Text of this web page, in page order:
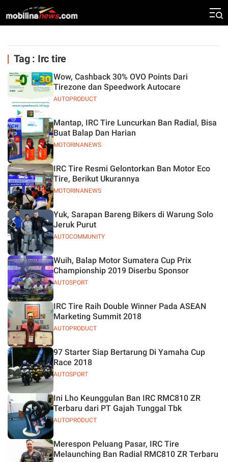
Tag : Irc tire
AUTOPRODUCT
Wow, Cashback 30% OVO Points Dari
Tirezone dan Speedwork Autocare
MOTORINANEWS
Mantap, IRC Tire Luncurkan Ban Radial, Bisa
Buat Balap Dan Harian
MOTORINANEWS
IRC Tire Resmi Gelontorkan Ban Motor Eco
Tire, Berikut Ukurannya
AUTOCOMMUNITY
Yuk, Sarapan Bareng Bikers di Warung Solo
Jeruk Purut
AUTOSPORT
Wuih, Balap Motor Sumatera Cup Prix
Championship 2019 Diserbu Sponsor
AUTOPRODUCT
IRC Tire Raih Double Winner Pada ASEAN
Marketing Summit 2018
AUTOSPORT
97 Starter Siap Bertarung Di Yamaha Cup
Race 2018
AUTOPRODUCT
Ini Lho Keunggulan Ban IRC RMC810 ZR
Terbaru dari PT Gajah Tunggal Tbk
Merespon Peluang Pasar, IRC Tire
Melaunching Ban Radial RMC810 ZR Terbaru